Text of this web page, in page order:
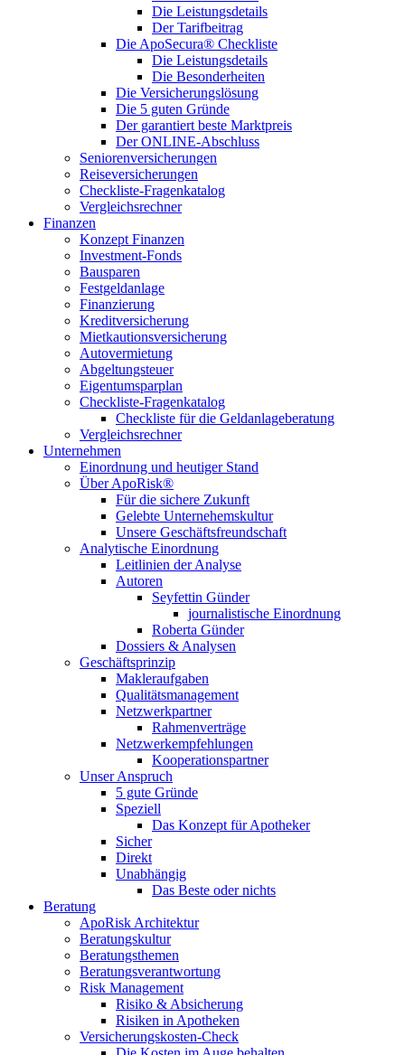
Die Leistungsdetails
Der Tarifbeitrag
Die ApoSecura® Checkliste
Die Leistungsdetails
Die Besonderheiten
Die Versicherungslösung
Die 5 guten Gründe
Der garantiert beste Marktpreis
Der ONLINE-Abschluss
Seniorenversicherungen
Reiseversicherungen
Checkliste-Fragenkatalog
Vergleichsrechner
Finanzen
Konzept Finanzen
Investment-Fonds
Bausparen
Festgeldanlage
Finanzierung
Kreditversicherung
Mietkautionsversicherung
Autovermietung
Abgeltungsteuer
Eigentumsparplan
Checkliste-Fragenkatalog
Checkliste für die Geldanlageberatung
Vergleichsrechner
Unternehmen
Einordnung und heutiger Stand
Über ApoRisk®
Für die sichere Zukunft
Gelebte Unternehemskultur
Unsere Geschäftsfreundschaft
Analytische Einordnung
Leitlinien der Analyse
Autoren
Seyfettin Günder
journalistische Einordnung
Roberta Günder
Dossiers & Analysen
Geschäftsprinzip
Makleraufgaben
Qualitätsmanagement
Netzwerkpartner
Rahmenverträge
Netzwerkempfehlungen
Kooperationspartner
Unser Anspruch
5 gute Gründe
Speziell
Das Konzept für Apotheker
Sicher
Direkt
Unabhängig
Das Beste oder nichts
Beratung
ApoRisk Architektur
Beratungskultur
Beratungsthemen
Beratungsverantwortung
Risk Management
Risiko & Absicherung
Risiken in Apotheken
Versicherungskosten-Check